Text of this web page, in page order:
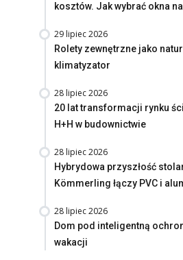
kosztów. Jak wybrać okna
29 lipiec 2026
Rolety zewnętrzne jako
klimatyzator
28 lipiec 2026
20 lat transformacji rynku
H+H w budownictwie
28 lipiec 2026
Hybrydowa przyszłość
Kömmerling łączy PVC i
28 lipiec 2026
Dom pod inteligentną
wakacji